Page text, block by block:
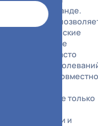
в одной команде.
подход
клинические
лечение
которые часто
планируем
обеспечить не только
функции и